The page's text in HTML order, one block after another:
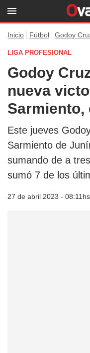
Inicio Fútbol Godoy
LIGA PROFESIONAL
Godoy
nueva
Sarmiento,
Este jueves
Sarmiento de
sumando de a
sumó 7 de los
27 de abril 2023 - 08:11hs